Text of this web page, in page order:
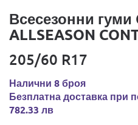
Всесезонни гуми
ALLSEASON
205/60 R17
Налични 8 броя
Безплатна доставка при
782.33 лв